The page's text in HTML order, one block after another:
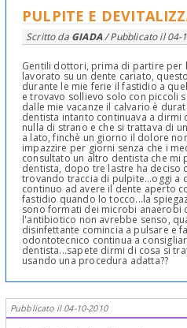
PULPITE E
Scritto da GIADA/ Pubblicato il04-
Gentili dottori, prima di partire per
lavorato su un dente cariato,
durante le mie ferie il fastidio a
e trovavo sollievo solo con piccoli
dalle mie vacanze il calvario è
dentista intanto continuava a dirmi
nulla di strano e che si trattava di
a lato, finchè un giorno il dolore
impazzire per giorni senza che i
consultato un altro dentista che mi
dentista, dopo tre lastre ha deciso
trovando traccia di pulpite...oggi a
continuo ad avere il dente aperto
fastidio quando lo tocco...la
sono formati dei microbi anaerobi
l'antibiotico non avrebbe senso,
disinfettante comincia a pulsare e
odontotecnico continua a
dentista...sapete dirmi di cosa si
usando una procedura adatta??
Pubblicato il 04-10-2010